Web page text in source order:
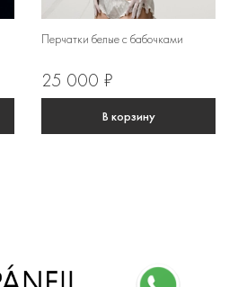
Перчатки белые с бабочками
25 000 ₽
В корзину